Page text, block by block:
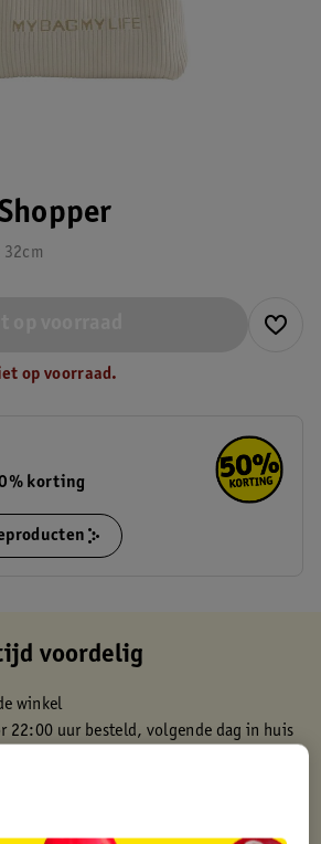
32cm
op voorraad.
korting
voordelig
winkel
22:00 uur besteld, volgende dag in huis
30 dagen
Kruidvat kaart